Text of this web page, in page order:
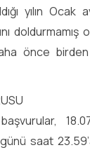
yılın Ocak
daha önce
saat